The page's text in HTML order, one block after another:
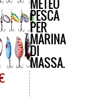
METEO
PESCA
PER
MARINA
DI
MASSA.